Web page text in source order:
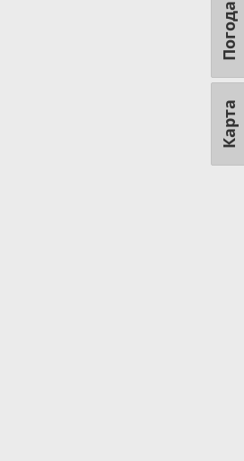
Карта
Погода